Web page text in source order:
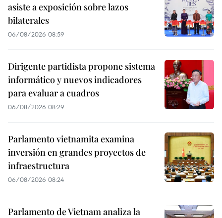
asiste a exposición sobre lazos
bilaterales
06/08/2026 08:59
Dirigente partidista propone sistema
informático y nuevos indicadores
para evaluar a cuadros
06/08/2026 08:29
Parlamento vietnamita examina
inversión en grandes proyectos de
infraestructura
06/08/2026 08:24
Parlamento de Vietnam analiza la